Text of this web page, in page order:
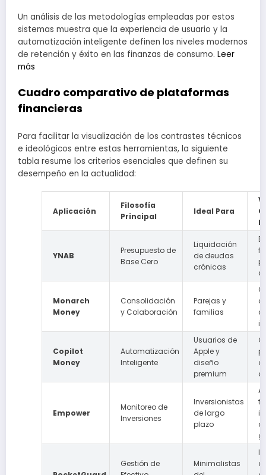
Un análisis de las metodologías empleadas por estos
sistemas muestra que la experiencia de usuario y la
automatización inteligente definen los niveles modernos
de retención y éxito en las finanzas de consumo. Leer
más
Cuadro comparativo de plataformas
financieras
Para facilitar la visualización de los contrastes técnicos
e ideológicos entre estas herramientas, la siguiente
tabla resume los criterios esenciales que definen su
desempeño en la actualidad:
Aplicación
Filosofía
Principal
Ideal Para
YNAB
Presupuesto de
Base Cero
Liquidación
de deudas
crónicas
Monarch
Money
Consolidación
y Colaboración
Parejas y
familias
Copilot
Money
Automatización
Inteligente
Usuarios de
Apple y
diseño
premium
Empower
Monitoreo de
Inversiones
Inversionistas
de largo
plazo
Gestión de
Minimalistas